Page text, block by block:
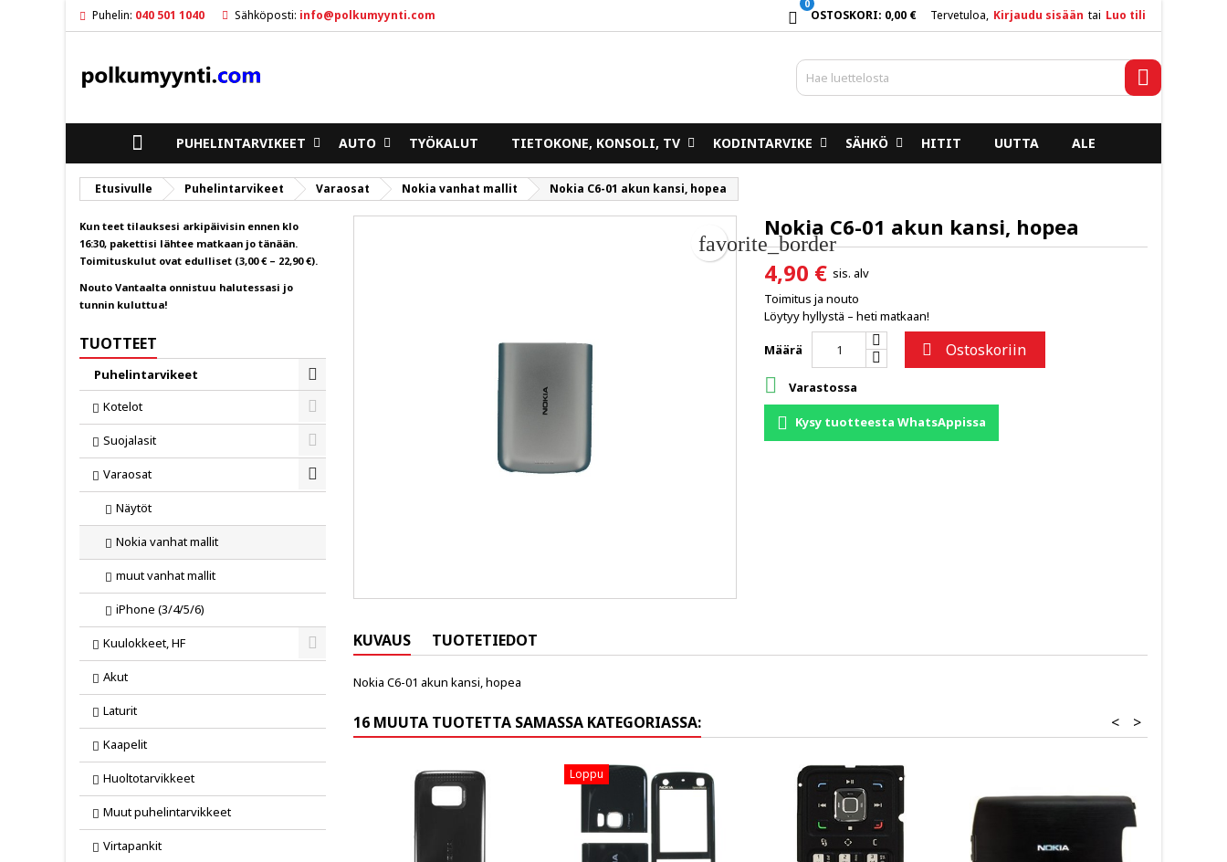
Puhelin: 040 501 1040 Sähköposti: info@polkumyynti.com Tervetuloa, Kirjaudu sisään tai Luo tili
OSTOSKORI
0
0,00 €
ETUSIVULLE
PUHELINTARVIKEET AUTO TYÖKALUT TIETOKONE, KONSOLI, TV KODINTARVIKE SÄHKÖ HITIT UUTTA ALE
Etusivulle Puhelintarvikeet Varaosat Nokia vanhat mallit Nokia C6-01 akun kansi, hopea
Kun teet tilauksesi arkipäivisin ennen klo
16:30, pakettisi lähtee matkaan jo tänään.
Toimituskulut ovat edulliset (3,00 € – 22,90 €).
Nouto Vantaalta onnistuu halutessasi jo
tunnin kuluttua!
TUOTTEET
Puhelintarvikeet
Toggle
Kotelot
Toggle
Suojalasit
Toggle
Varaosat
Toggle
Näytöt
Nokia vanhat mallit
muut vanhat mallit
iPhone (3/4/5/6)
Kuulokkeet, HF
Toggle
Akut
Laturit
Kaapelit
Huoltotarvikkeet
Muut puhelintarvikkeet
Virtapankit
Nokia C6-01 akun kansi, hopea
4,90 € sis. alv
Toimitus ja nouto
Löytyy hyllystä – heti matkaan!
Määrä  Ostoskoriin
favorite_border
 Varastossa
Kysy tuotteesta WhatsAppissa
KUVAUS TUOTETIEDOT
Nokia C6-01 akun kansi, hopea
16 MUUTA TUOTETTA SAMASSA KATEGORIASSA: >
<
Loppu
×
×
Peruuta
×